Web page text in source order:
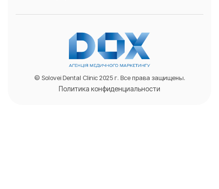
© Solovei Dental Clinic 2025 г. Все права защищены.
Политика конфиденциальности